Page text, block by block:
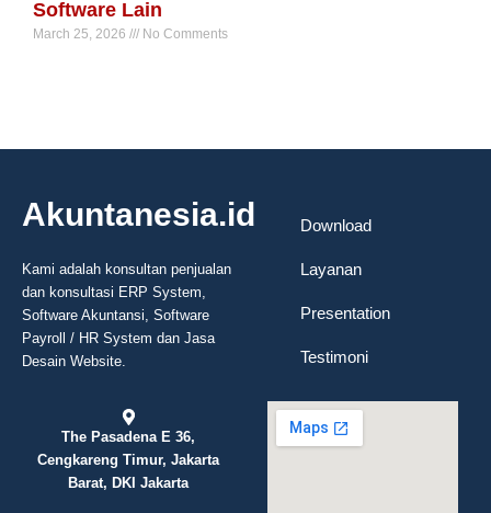
Software Lain
March 25, 2026 No Comments
Akuntanesia.id
Kami adalah konsultan penjualan
dan konsultasi ERP System,
Software Akuntansi, Software
Payroll / HR System dan Jasa
Desain Website.
The Pasadena E 36,
Cengkareng Timur, Jakarta
Barat, DKI Jakarta
Download
Layanan
Presentation
Testimoni